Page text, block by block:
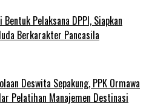
Pelaksana DPPI, Siapkan
Berkarakter Pancasila
Deswita Sepakung, PPK Ormawa
Pelatihan Manajemen Destinasi